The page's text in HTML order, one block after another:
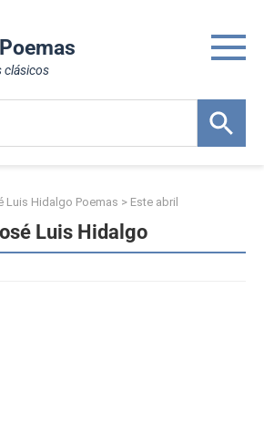
clásicos
Luis Hidalgo Poemas > Este abril
Luis Hidalgo